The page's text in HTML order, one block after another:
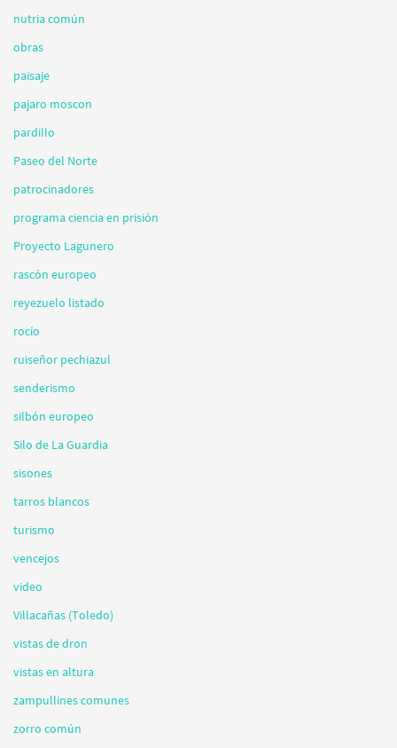
nutria común
obras
paisaje
pajaro moscon
pardillo
Paseo del Norte
patrocinadores
programa ciencia en prisión
Proyecto Lagunero
rascón europeo
reyezuelo listado
rocío
ruiseñor pechiazul
senderismo
silbón europeo
Silo de La Guardia
sisones
tarros blancos
turismo
vencejos
video
Villacañas (Toledo)
vistas de dron
vistas en altura
zampullines comunes
zorro común